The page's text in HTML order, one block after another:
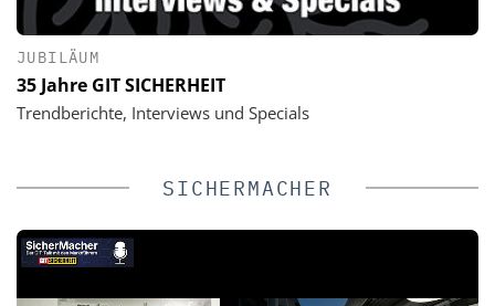
JUBILÄUM
35 Jahre GIT SICHERHEIT
Trendberichte, Interviews und Specials
SICHERMACHER